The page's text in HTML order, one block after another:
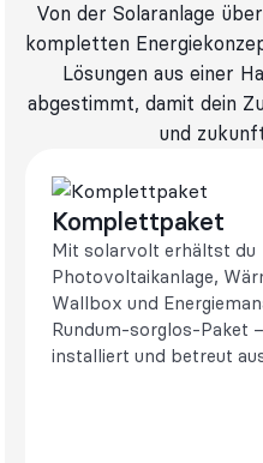
Von der Solaranlage
kompletten
Lösungen aus einer
abgestimmt, damit dein
und
Komplettpaket
Mit solarvolt erhältst du
Photovoltaikanlage,
Wallbox und
Rundum-sorglos-Paket
installiert und betreut